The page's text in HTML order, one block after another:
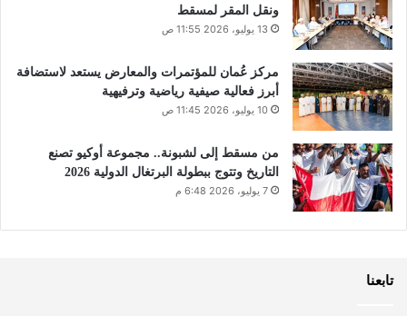
ونقل المقر لمسقط
13 يوليو، 2026 11:55 ص
مركز عُمان للمؤتمرات والمعارض يستعد لاستضافة
أبرز فعالية صيفية رياضية وترفيهية
10 يوليو، 2026 11:45 ص
من مسقط إلى لشبونة.. مجموعة أوكيو تصنع
التاريخ وتتوج ببطولة البرتغال الدولية 2026
7 يوليو، 2026 6:48 م
تابعنا